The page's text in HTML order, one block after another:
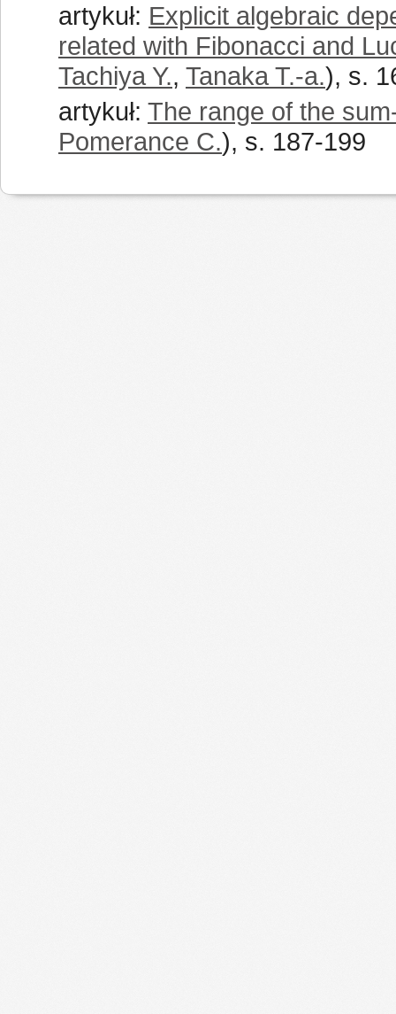
artykuł: Explicit algebraic
related with Fibonacci and
Tachiya Y., Tanaka T.-a.), s.
artykuł: The range of the
Pomerance C.), s. 187-199